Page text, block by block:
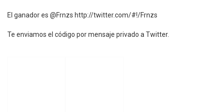
El ganador es @Frnzs http://twitter.com/#!/Frnzs
Te enviamos el código por mensaje privado a Twitter.